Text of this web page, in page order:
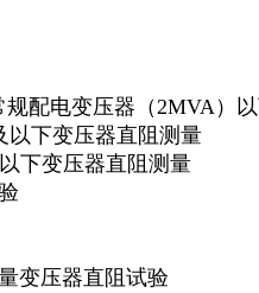
电变压器（2MVA）以
下变压器直阻测量
下变压器直阻测量
变压器直阻试验